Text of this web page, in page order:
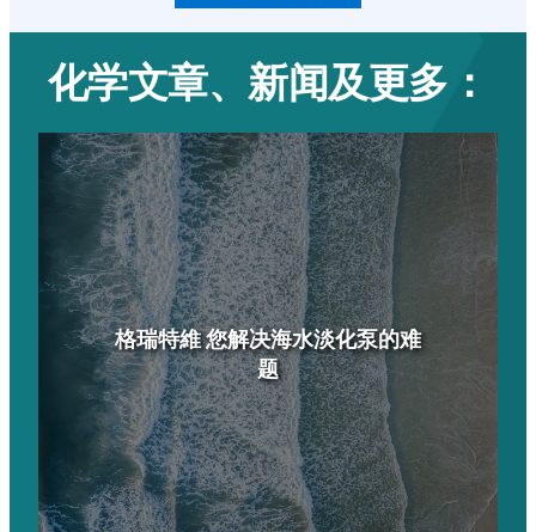
化学文章、新闻及更多：
格瑞特維 您解决海水淡化泵的难
题